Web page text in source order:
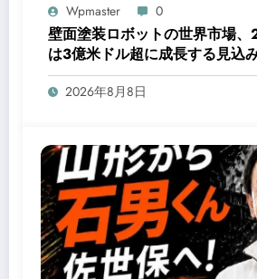
Wpmaster 0
壁面塗装ロボットの世界市場
は3億米ドル超に成長する見込
2026年8月8日